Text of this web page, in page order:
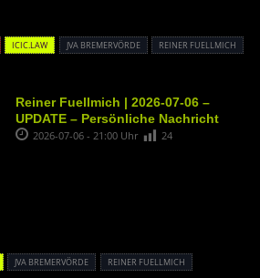
ICIC.LAW JVA BREMERVÖRDE REINER FUELLMICH
Reiner Fuellmich | 2026-07-06 –
UPDATE – Persönliche Nachricht
2026-07-06 - 21:00 Uhr 24
JVA BREMERVÖRDE REINER FUELLMICH